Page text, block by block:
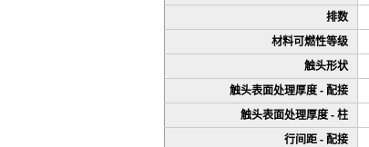
排数
材料可燃性等级
触头形状
触头表面处理厚度 - 配接
触头表面处理厚度 - 柱
行间距 - 配接